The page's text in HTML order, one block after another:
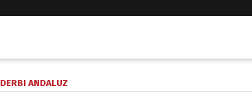
DERBI ANDALUZ